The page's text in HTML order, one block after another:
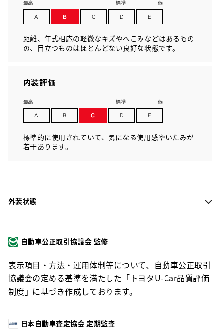
距離、年式相応の軽微なキズやへこみなどはあるもの
の、目立つものはほとんどない良好な状態です。
内装評価
標準的に使用されていて、気になる使用感やいたみが
若干あります。
外装状態
自動車公正取引協議会 監修
表示項目・方法・運用体制等について、自動車公正取引
協議会の定める基準を満たした「トヨタU-Car品質評価
制度」に基づき作成しております。
日本自動車査定協会 定期監査